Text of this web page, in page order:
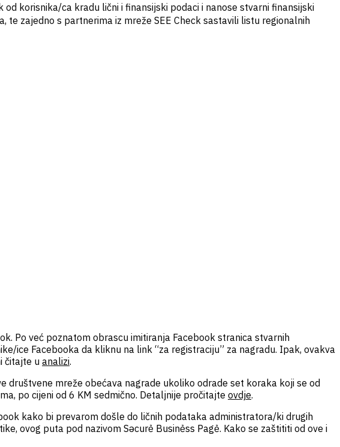
korisnika/ca kradu lični i finansijski podaci i nanose stvarni finansijski
zajedno s partnerima iz mreže SEE Check sastavili listu regionalnih
Po već poznatom obrascu imitiranja Facebook stranica stvarnih
ice Facebooka da kliknu na link “za registraciju” za nagradu. Ipak, ovakva
čitajte uanalizi.
mreže obećava nagrade ukoliko odrade set koraka koji se od
po cijeni od 6 KM sedmično. Detaljnije pročitajte ovdje.
kako bi prevarom došle do ličnih podataka administratora/ki drugih
ovog puta pod nazivom Sǝcurẻ Businẻss Pagẻ. Kako se zaštititi od ove i